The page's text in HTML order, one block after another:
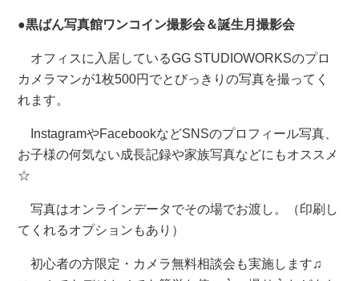
●黒ばん写真館ワンコイン撮影会＆誕生月撮影会
オフィスに入居しているGG STUDIOWORKSのプロ
カメラマンが1枚500円でとびっきりの写真を撮ってく
れます。
InstagramやFacebookなどSNSのプロフィール写真、
お子様の何気ない成長記録や家族写真などにもオススメ
☆
写真はオンラインデータでその場でお渡し。（印刷し
てくれるオプションもあり）
初心者の方限定・カメラ無料相談会も実施します♫